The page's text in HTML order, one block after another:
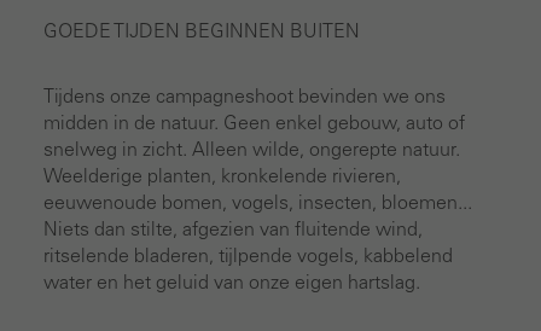
GOEDE TIJDEN BEGINNEN BUITEN
Tijdens onze campagneshoot bevinden we ons
midden in de natuur. Geen enkel gebouw, auto of
snelweg in zicht. Alleen wilde, ongerepte natuur.
Weelderige planten, kronkelende rivieren,
eeuwenoude bomen, vogels, insecten, bloemen...
Niets dan stilte, afgezien van fluitende wind,
ritselende bladeren, tijlpende vogels, kabbelend
water en het geluid van onze eigen hartslag.